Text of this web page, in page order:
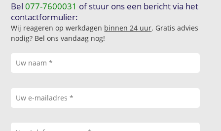
Bel077-7600031 of stuur ons een bericht via het
contactformulier:
Wij reageren op werkdagen binnen 24 uur. Gratis advies
nodig? Bel ons vandaag nog!